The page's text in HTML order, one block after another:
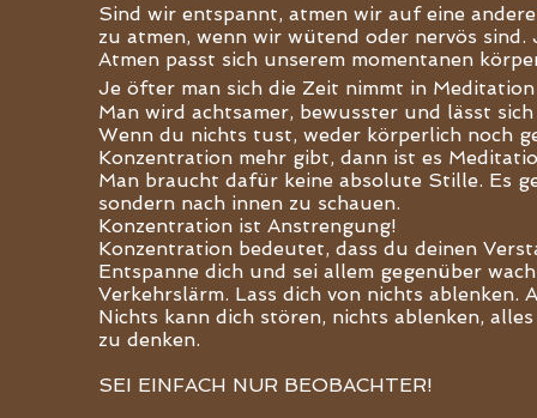
Sind wir entspannt, atmen wir auf eine
zu atmen, wenn wir wütend oder nervös
Atmen passt sich unserem momentanen
Je öfter man sich die Zeit nimmt in
Man wird achtsamer, bewusster und lässt
Wenn du nichts tust, weder körperlich noch
Konzentration mehr gibt, dann ist es
Man braucht dafür keine absolute Stille. Es
sondern nach innen zu schauen.
Konzentration ist Anstrengung!
Konzentration bedeutet, dass du deinen
Entspanne dich und sei allem gegenüber
Verkehrslärm. Lass dich von nichts
Nichts kann dich stören, nichts ablenken,
zu denken.
SEI EINFACH NUR BEOBACHTER!